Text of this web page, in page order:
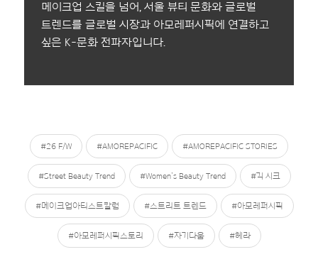
메이크업 스킬을 넘어, 서울 뷰티 문화와 글로벌
트렌드를 글로벌 시장과 아모레퍼시픽에 연결하고
싶은 K-문화 전파자입니다.
#26 F/W #AMOREPACIFIC #AMOREPACIFIC STORIES
#Street Beauty Trend #Women’s Beauty Trend #긱 시크
#메이크업아티스트칼럼 #스트리트 트렌드 #아모레퍼시픽
#아모레퍼시픽스토리 #자기다움 #헤라